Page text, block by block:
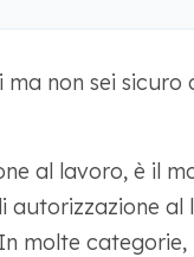
non sei
al lavoro, è il
al
molte categorie,